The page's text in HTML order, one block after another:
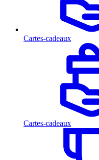
Cartes-cadeaux
Cartes-cadeaux